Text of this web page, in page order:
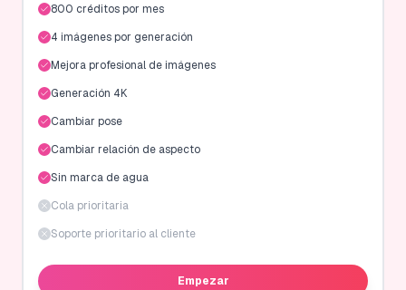
800 créditos por mes
4 imágenes por generación
Mejora profesional de imágenes
Generación 4K
Cambiar pose
Cambiar relación de aspecto
Sin marca de agua
Cola prioritaria
Soporte prioritario al cliente
Empezar